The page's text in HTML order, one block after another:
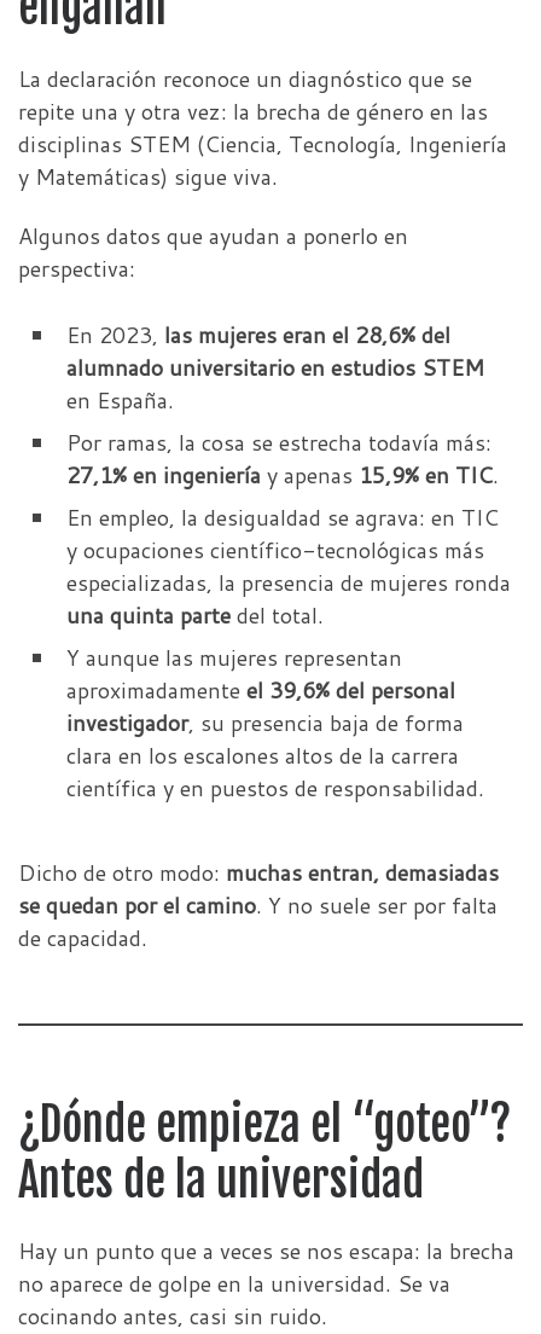
La declaración reconoce un diagnóstico que se
repite una y otra vez: la brecha de género en las
disciplinas STEM (Ciencia, Tecnología, Ingeniería
y Matemáticas) sigue viva.
Algunos datos que ayudan a ponerlo en
perspectiva:
En 2023, las mujeres eran el 28,6% del
alumnado universitario en estudios STEM
en España.
Por ramas, la cosa se estrecha todavía más:
27,1% en ingeniería y apenas 15,9% en TIC.
En empleo, la desigualdad se agrava: en TIC
y ocupaciones científico-tecnológicas más
especializadas, la presencia de mujeres ronda
una quinta partedel total.
Y aunque las mujeres representan
aproximadamente el 39,6% del personal
investigador, su presencia baja de forma
clara en los escalones altos de la carrera
científica y en puestos de responsabilidad.
Dicho de otro modo: muchas entran, demasiadas
se quedan por el camino. Y no suele ser por falta
de capacidad.
¿Dónde empieza el “goteo”?
Antes de la universidad
Hay un punto que a veces se nos escapa: la brecha
no aparece de golpe en la universidad. Se va
cocinando antes, casi sin ruido.